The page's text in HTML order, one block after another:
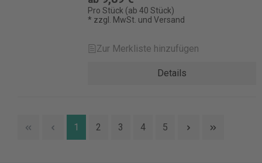
Pro Stück (ab 40 Stück)
* zzgl. MwSt. und Versand
Zur Merkliste hinzufügen
Details
1 2 3 4 5